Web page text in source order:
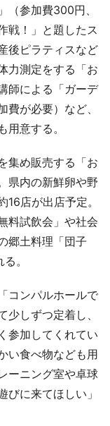
参加費300円、
戦！」と題したス
後ピラティスなど
力測定をする「お
師による「ガーデ
が必要）など、
意する。
集め販売する「お
県内の新鮮卵や野
店が出店予定。
料試飲会」や社会
郷土料理「団子
。
コンパルホールで
しずつ定着し、
参加してくれてい
い食べ物なども用
ーニング室や卓球
に来てほしい」